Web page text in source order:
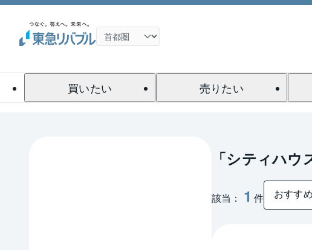
買いたい 売りたい
「シティハ
該当： 1 件